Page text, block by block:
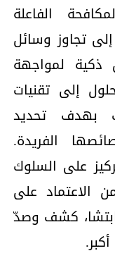
الفاعلة
تجاوز وسائل
ذكية لمواجهة
إلى تقنيات
بهدف تحديد
الفريدة.
على السلوك
الاعتماد على
كشف وصدّ